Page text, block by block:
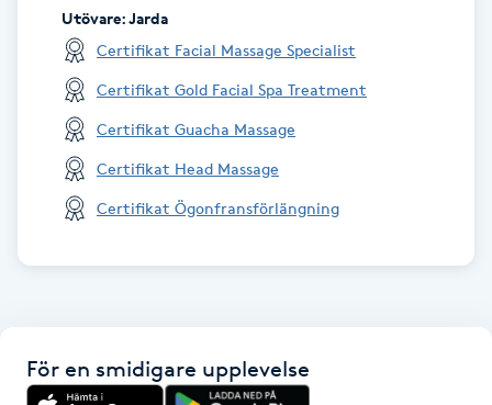
Hårbottenbehandling
Hårförlängning
Hårvård
Idrottsmassage
Utövare:Jarda
Certifikat Facial Massage Specialist
Certifikat Gold Facial Spa Treatment
Certifikat Guacha Massage
Certifikat Head Massage
Certifikat Ögonfransförlängning
För en smidigare upplevelse